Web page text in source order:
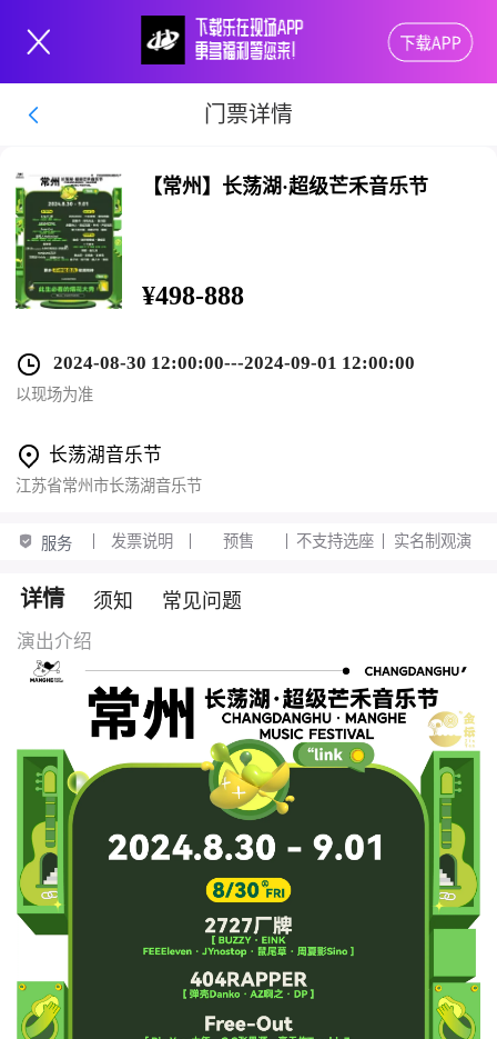
门票详情
【常州】长荡湖·超级芒禾音乐节
¥498-888
2024-08-30 12:00:00---2024-09-01 12:00:00
以现场为准
长荡湖音乐节
江苏省常州市长荡湖音乐节
服务 发票说明 预售 不支持选座 实名制观演
详情 须知
常见问题
演出介绍